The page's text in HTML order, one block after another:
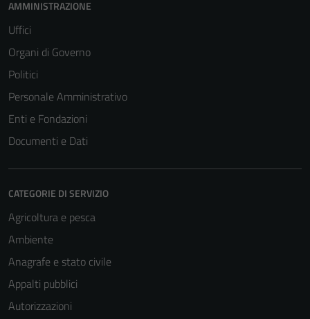
AMMINISTRAZIONE
Uffici
Organi di Governo
Politici
Personale Amministrativo
Enti e Fondazioni
Documenti e Dati
CATEGORIE DI SERVIZIO
Agricoltura e pesca
Ambiente
Anagrafe e stato civile
Appalti pubblici
Autorizzazioni